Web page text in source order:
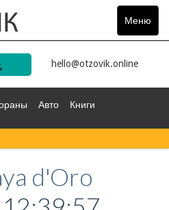
Меню
Toggle
hello@otzovik.online
Авто Книги
d'Oro